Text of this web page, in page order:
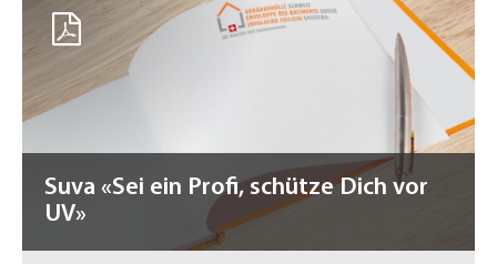
Suva «Sei ein Profi, schütze Dich vor
UV»